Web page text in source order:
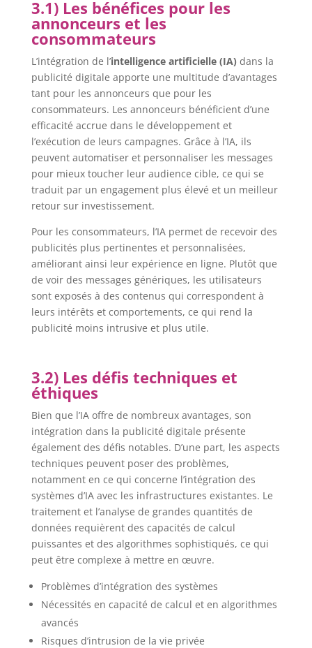
3.1) Les bénéfices pour les
annonceurs et les
consommateurs
L’intégration de l’intelligence artificielle (IA) dans la
publicité digitale apporte une multitude d’avantages
tant pour les annonceurs que pour les
consommateurs. Les annonceurs bénéficient d’une
efficacité accrue dans le développement et
l’exécution de leurs campagnes. Grâce à l’IA, ils
peuvent automatiser et personnaliser les messages
pour mieux toucher leur audience cible, ce qui se
traduit par un engagement plus élevé et un meilleur
retour sur investissement.
Pour les consommateurs, l’IA permet de recevoir des
publicités plus pertinentes et personnalisées,
améliorant ainsi leur expérience en ligne. Plutôt que
de voir des messages génériques, les utilisateurs
sont exposés à des contenus qui correspondent à
leurs intérêts et comportements, ce qui rend la
publicité moins intrusive et plus utile.
3.2) Les défis techniques et
éthiques
Bien que l’IA offre de nombreux avantages, son
intégration dans la publicité digitale présente
également des défis notables. D’une part, les aspects
techniques peuvent poser des problèmes,
notamment en ce qui concerne l’intégration des
systèmes d’IA avec les infrastructures existantes. Le
traitement et l’analyse de grandes quantités de
données requièrent des capacités de calcul
puissantes et des algorithmes sophistiqués, ce qui
peut être complexe à mettre en œuvre.
Problèmes d’intégration des systèmes
Nécessités en capacité de calcul et en algorithmes
avancés
Risques d’intrusion de la vie privée